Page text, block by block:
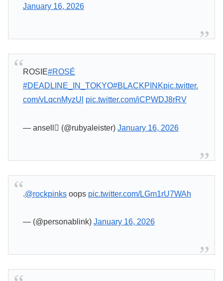
January 16, 2026
ROSIE#ROSÉ
#DEADLINE_IN_TOKYO#BLACKPINKpic.twitter.
com/vLqcnMyzUl pic.twitter.com/iCPWDJ8rRV
— ansell (@rubyaleister) January 16, 2026
.@rockpinksoops pic.twitter.com/LGm1rU7WAh
— (@personablink) January 16, 2026